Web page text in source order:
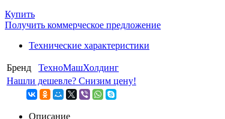
Купить
Получить коммерческое предложение
Технические характеристики
Бренд
ТехноМашХолдинг
Нашли дешевле? Снизим цену!
Описание